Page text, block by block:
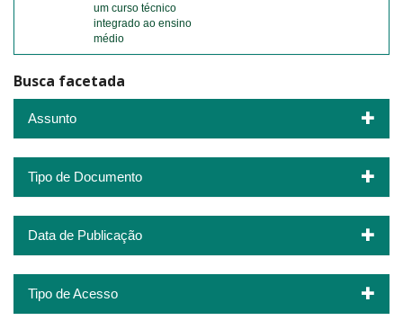
um curso técnico
integrado ao ensino
médio
Busca facetada
Assunto
Tipo de Documento
Data de Publicação
Tipo de Acesso